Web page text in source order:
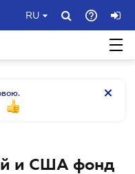
RU
и США фонд